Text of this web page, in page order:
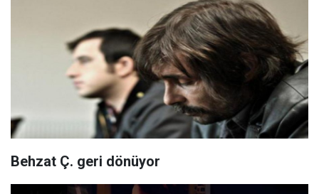
Behzat Ç. geri dönüyor